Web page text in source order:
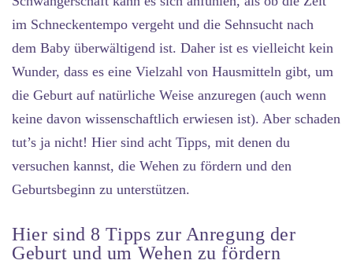
im Schneckentempo vergeht und die Sehnsucht nach
dem Baby überwältigend ist. Daher ist es vielleicht kein
Wunder, dass es eine Vielzahl von Hausmitteln gibt, um
die Geburt auf natürliche Weise anzuregen (auch wenn
keine davon wissenschaftlich erwiesen ist). Aber schaden
tut’s ja nicht! Hier sind acht Tipps, mit denen du
versuchen kannst, die Wehen zu fördern und den
Geburtsbeginn zu unterstützen.
Hier sind 8 Tipps zur Anregung der
Geburt und um Wehen zu fördern